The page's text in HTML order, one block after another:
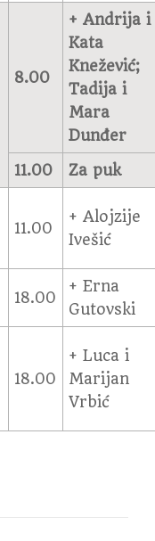
8.00
+ Andrija i
Kata
Knežević;
Tadija i
Mara
Dunđer
11.00
Za puk
11.00
+ Alojzije
Ivešić
18.00
+ Erna
Gutovski
18.00
+ Luca i
Marijan
Vrbić